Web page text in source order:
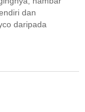
dan
daripada